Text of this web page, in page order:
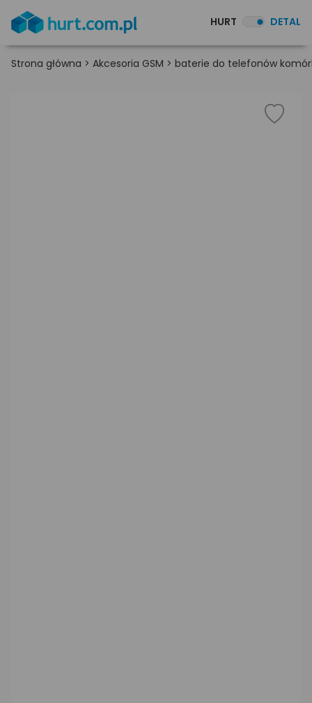
HURT DETAL
Strona główna > Akcesoria GSM > baterie do telefonów